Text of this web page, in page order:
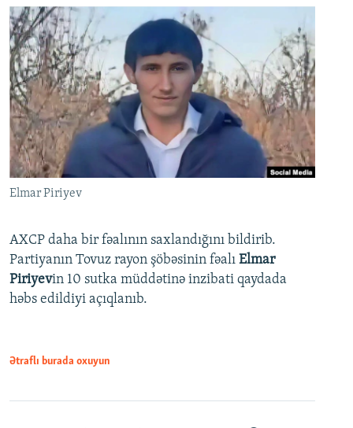
Elmar Piriyev
AXCP daha bir fəalının saxlandığını bildirib.
Partiyanın Tovuz rayon şöbəsinin fəalı Elmar
Piriyevin 10 sutka müddətinə inzibati qaydada
həbs edildiyi açıqlanıb.
Ətraflı burada oxuyun